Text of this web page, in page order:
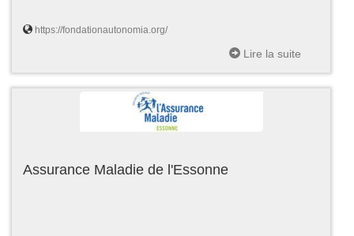
https://fondationautonomia.org/
Lire la suite
Assurance Maladie de l'Essonne